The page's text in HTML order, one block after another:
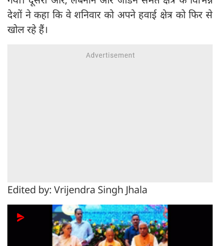
देशों ने कहा कि वे शनिवार को अपने हवाई क्षेत्र को फिर से
खोल रहे हैं।
Edited by: Vrijendra Singh Jhala